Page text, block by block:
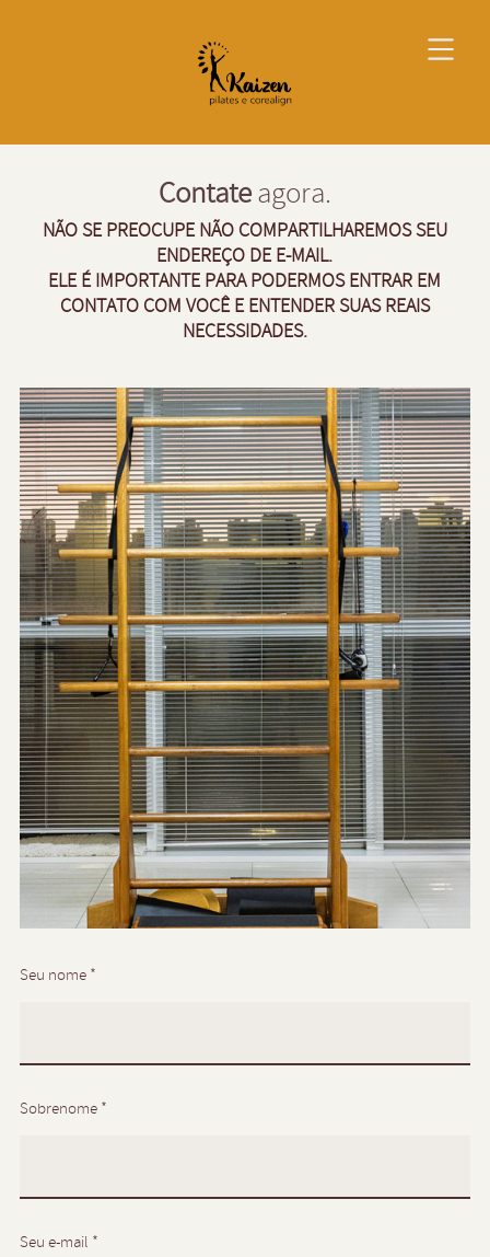
Contateagora.
NÃO SE PREOCUPE NÃO COMPARTILHAREMOS SEU
ENDEREÇO DE E-MAIL.
ELE É IMPORTANTE PARA PODERMOS ENTRAR EM
CONTATO COM VOCÊ E ENTENDER SUAS REAIS
NECESSIDADES.
Seu nome *
Sobrenome *
Seu e-mail *